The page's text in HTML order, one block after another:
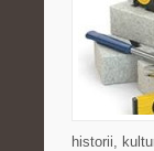
historii,